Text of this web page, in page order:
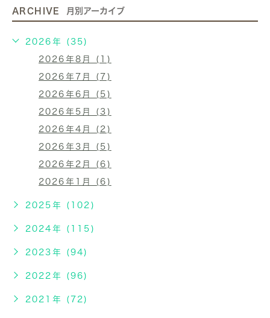
ARCHIVE 月別アーカイブ
2026年 (35)
2026年8月 (1)
2026年7月 (7)
2026年6月 (5)
2026年5月 (3)
2026年4月 (2)
2026年3月 (5)
2026年2月 (6)
2026年1月 (6)
2025年 (102)
2024年 (115)
2023年 (94)
2022年 (96)
2021年 (72)